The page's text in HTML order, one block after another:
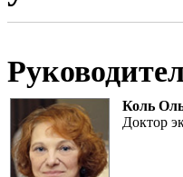
Коль
Доктор